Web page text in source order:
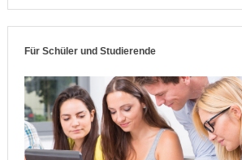
Für Schüler und Studierende